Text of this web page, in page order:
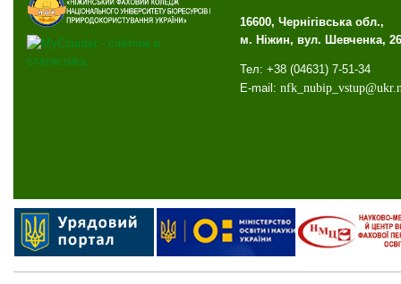
16600, Чернігівська обл.,
м. Ніжин, вул. Шевченка, 26
Тел: +38 (04631) 7-51-34
E-mail: nfk_ nubip_ vstup@ukr.